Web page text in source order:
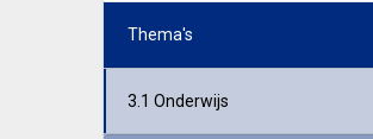
Thema's
3.1 Onderwijs